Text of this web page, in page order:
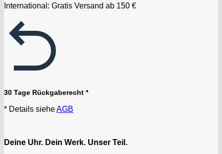
International: Gratis Versand ab 150 €
30 Tage Rückgaberecht *
* Details sieheAGB
Deine Uhr. Dein Werk. Unser Teil.